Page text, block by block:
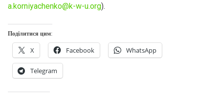
a.korniyachenko@k-w-u.org).
Поділитися цим:
X Facebook WhatsApp
Telegram